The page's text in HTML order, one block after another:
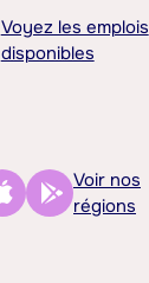
Voyez les emplois
disponibles
Voir nos
régions